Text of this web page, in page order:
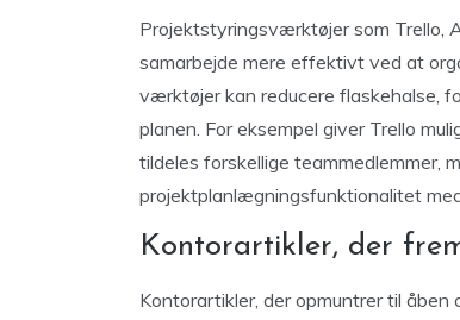
Projektstyringsværktøjer som Trello,
samarbejde mere effektivt ved at
værktøjer kan reducere flaskehalse,
planen. For eksempel giver Trello
tildeles forskellige teammedlemmer,
projektplanlægningsfunktionalitet
Kontorartikler, der
Kontorartikler, der opmuntrer til